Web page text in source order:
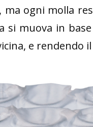
, ma ogni molla
si muova in
e rendendo